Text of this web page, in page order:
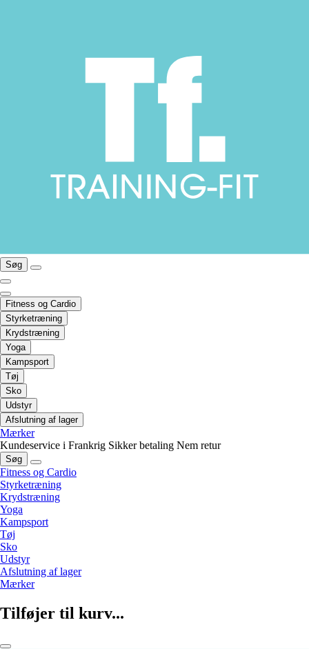
Søg
Fitness og Cardio
Styrketræning
Krydstræning
Yoga
Kampsport
Tøj
Sko
Udstyr
Afslutning af lager
Mærker
Kundeservice i Frankrig Sikker betaling Nem retur
Søg
Fitness og Cardio
Styrketræning
Krydstræning
Yoga
Kampsport
Tøj
Sko
Udstyr
Afslutning af lager
Mærker
Tilføjer til kurv...